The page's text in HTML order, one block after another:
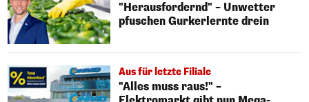
"Herausfordernd" – Unwetter
pfuschen Gurkerlernte drein
Aus für letzte Filiale
"Alles muss raus!" –